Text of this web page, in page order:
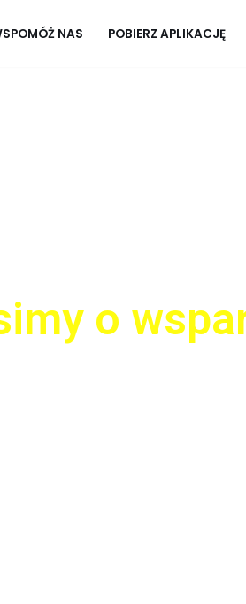
NAS POBIERZ APLIKACJĘ
o